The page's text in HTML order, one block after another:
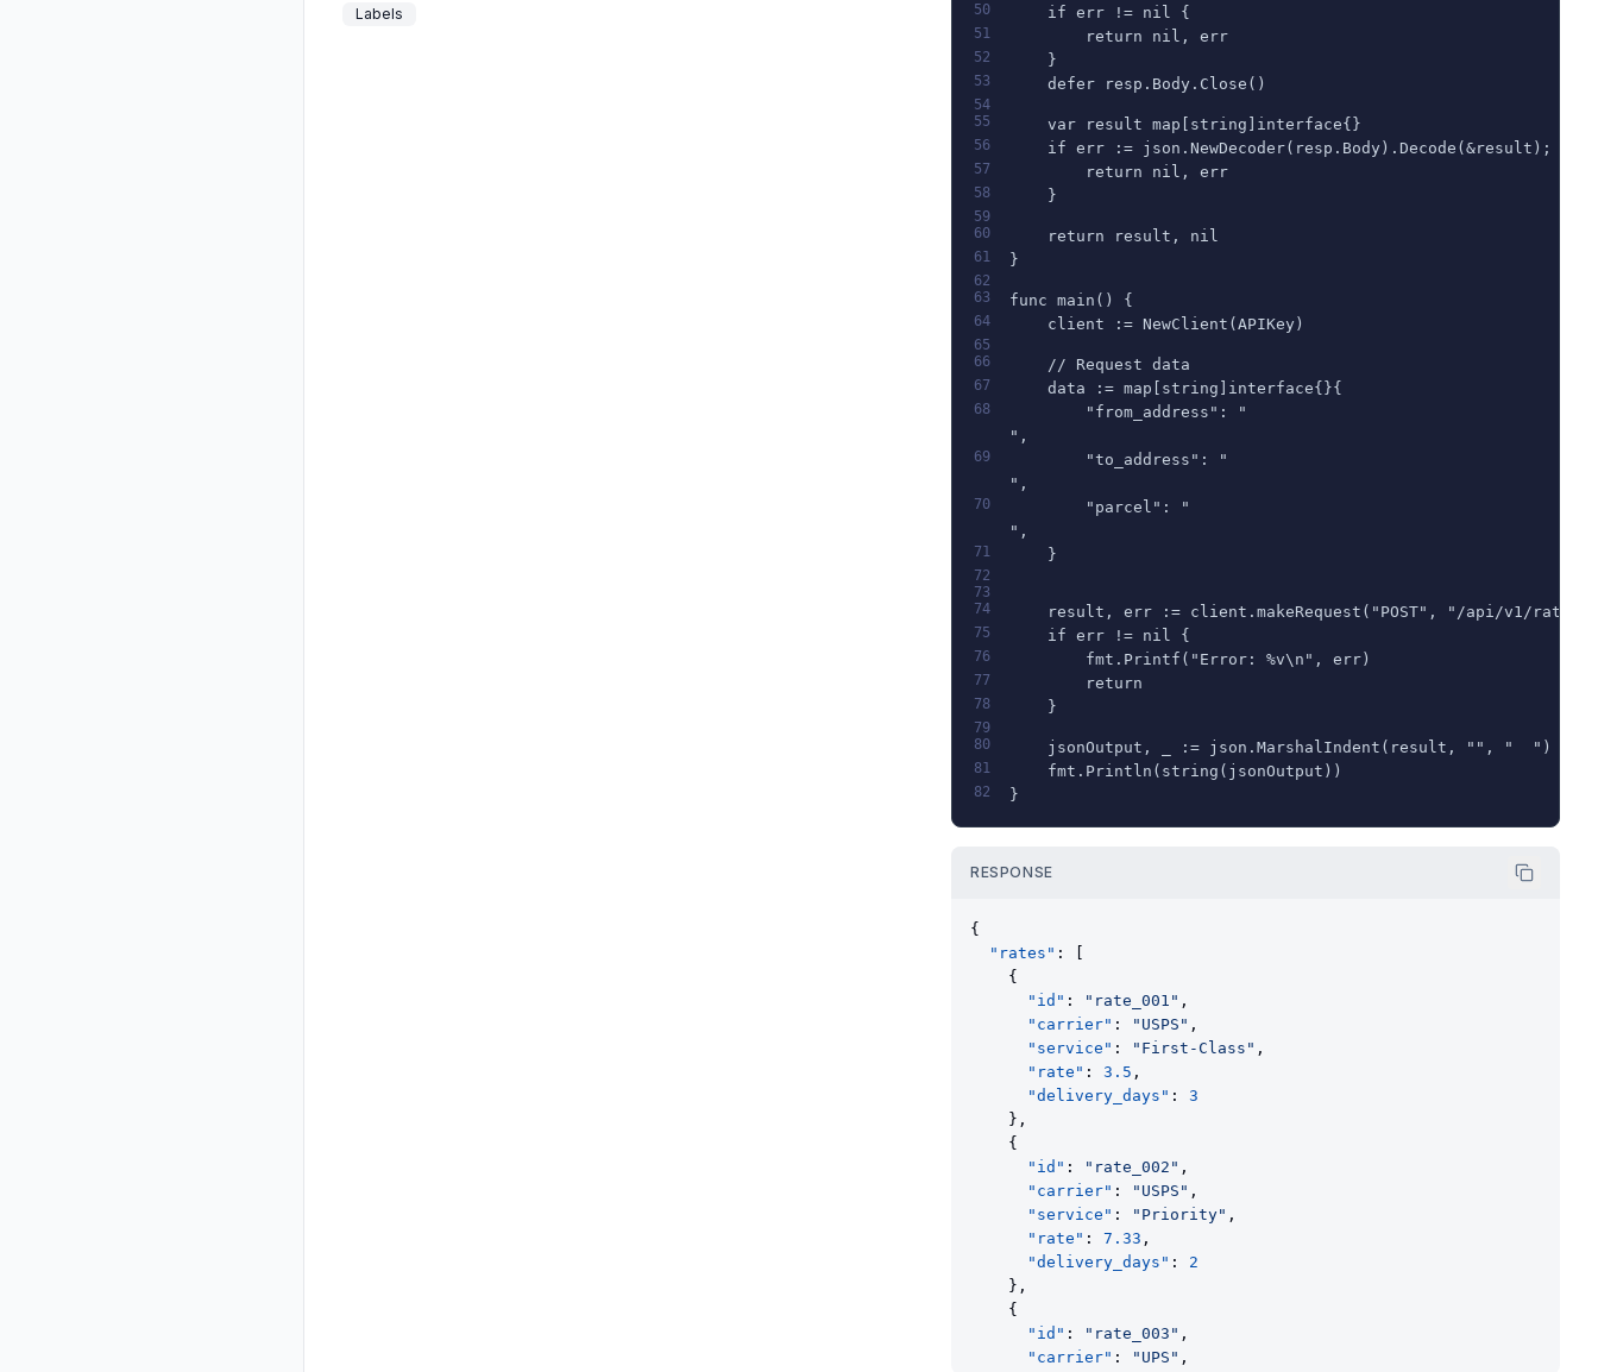
Labels 50
    if err != nil {
51
        return nil, err
52
    }
53
    defer resp.Body.Close()
54
55
    var result map[string]interface{}
56
if err := json.NewDecoder(resp.Body).Decode(&result); err
57
        return nil, err
58
    }
59
60
    return result, nil
61 }
62
63
func main() {
64
    client := NewClient(APIKey)
65
66
    // Request data
67
    data := map[string]interface{}{
68
        "from_address": "
",
69
        "to_address": "
",
70
        "parcel": "
",
71
    }
72
73
74
result, err := client.makeRequest("POST", "/api/v1/
75
    if err != nil {
76
        fmt.Printf("Error: %v\n", err)
77
        return
78
    }
79
80
    jsonOutput, _ := json.MarshalIndent(result, "", "  ")
81
    fmt.Println(string(jsonOutput))
82 }
RESPONSE
{
"rates" : [
    {
"id" : "rate_001" ,
"carrier" : "USPS" ,
"service" : "First-Class" ,
"rate" : 3.5 ,
"delivery_days" : 3
    },
    {
"id" : "rate_002" ,
"carrier" : "USPS" ,
"service" : "Priority" ,
"rate" : 7.33 ,
"delivery_days" : 2
    },
    {
"id" : "rate_003" ,
"carrier" : "UPS" ,